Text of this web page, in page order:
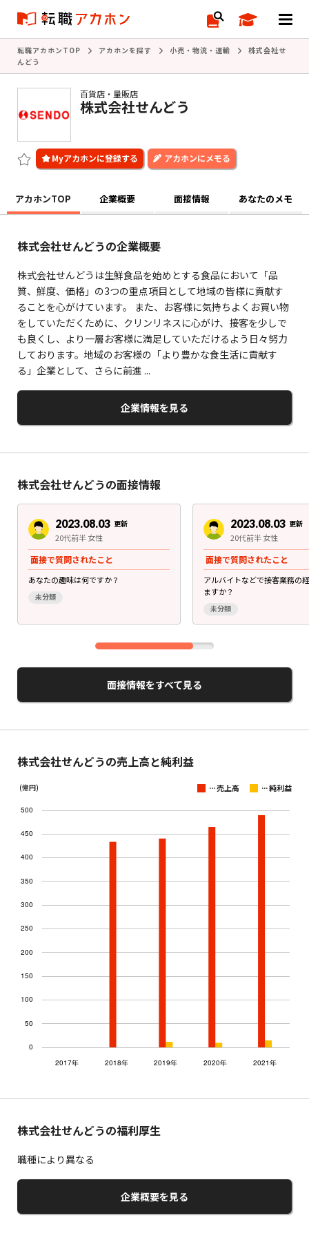
転職アカホンTOP アカホンを探す 小売・物流・運輸
株式会社せ
んどう
百貨店・量販店
株式会社せんどう
アカホンにメモる
アカホンTOP 企業概要 面接情報 あなたのメモ
株式会社せんどうの企業概要
株式会社せんどうは生鮮食品を始めとする食品において「品
質、鮮度、価格」の3つの重点項目として地域の皆様に貢献す
ることを心がけています。 また、お客様に気持ちよくお買い物
をしていただくために、クリンリネスに心がけ、接客を少しで
も良くし、より一層お客様に満足していただけるよう日々努力
しております。地域のお客様の「より豊かな食生活に貢献す
る」企業として、さらに前進 ...
企業情報を見る
株式会社せんどうの面接情報
2023.08.03 更新
20代前半 女性
面接で質問されたこと
あなたの趣味は何ですか？
未分類
2023.08.03 更新
20代前半 女性
面接で質問されたこと
アルバイトなどで接客業務の
ますか？
未分類
面接情報をすべて見る
株式会社せんどうの売上高と純利益
(億円) ...売上高 ...純利益
株式会社せんどうの福利厚生
職種により異なる
企業概要を見る